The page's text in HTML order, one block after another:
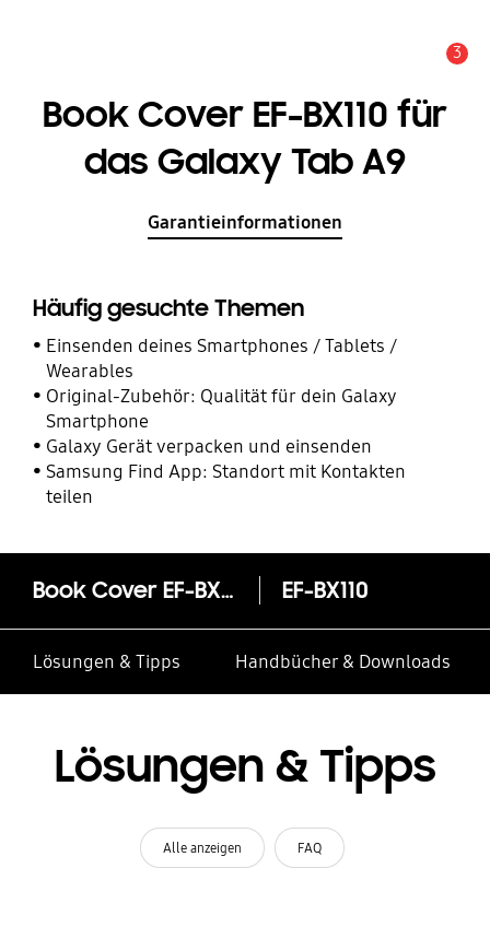
3
Book Cover EF-BX110 für
das Galaxy Tab A9
Garantieinformationen
Häufig gesuchte Themen
Einsenden deines Smartphones / Tablets /
Wearables
Original-Zubehör: Qualität für dein Galaxy
Smartphone
Galaxy Gerät verpacken und einsenden
Samsung Find App: Standort mit Kontakten
teilen
Book Cover EF-BX110 für das Galaxy Tab A9 EF-BX110
Lösungen & Tipps Handbücher & Downloads
Lösungen & Tipps
Alle anzeigen FAQ